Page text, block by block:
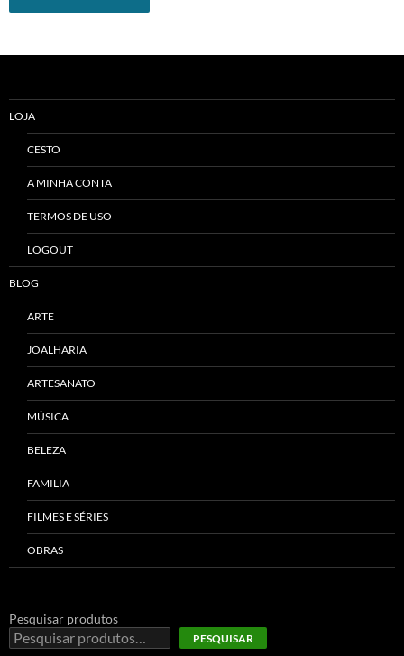
LOJA
CESTO
A MINHA CONTA
TERMOS DE USO
LOGOUT
BLOG
ARTE
JOALHARIA
ARTESANATO
MÚSICA
BELEZA
FAMILIA
FILMES E SÉRIES
OBRAS
Pesquisar produtos
PESQUISAR